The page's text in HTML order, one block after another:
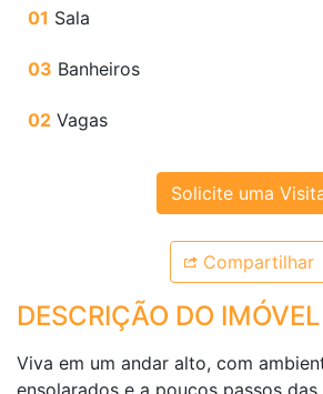
01 Sala
03 Banheiros
02 Vagas
Solicite uma
Compartilhar
DESCRIÇÃO DO IMÓVEL
Viva em um andar alto, com
ensolarados e a poucos passos